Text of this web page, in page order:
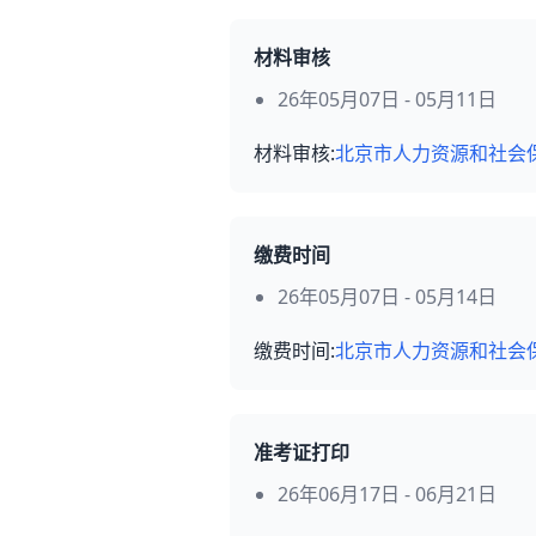
材料审核
26年05月07日 - 05月11日
材料审核:北京市人力资源和社会
缴费时间
26年05月07日 - 05月14日
缴费时间:北京市人力资源和社会
准考证打印
26年06月17日 - 06月21日